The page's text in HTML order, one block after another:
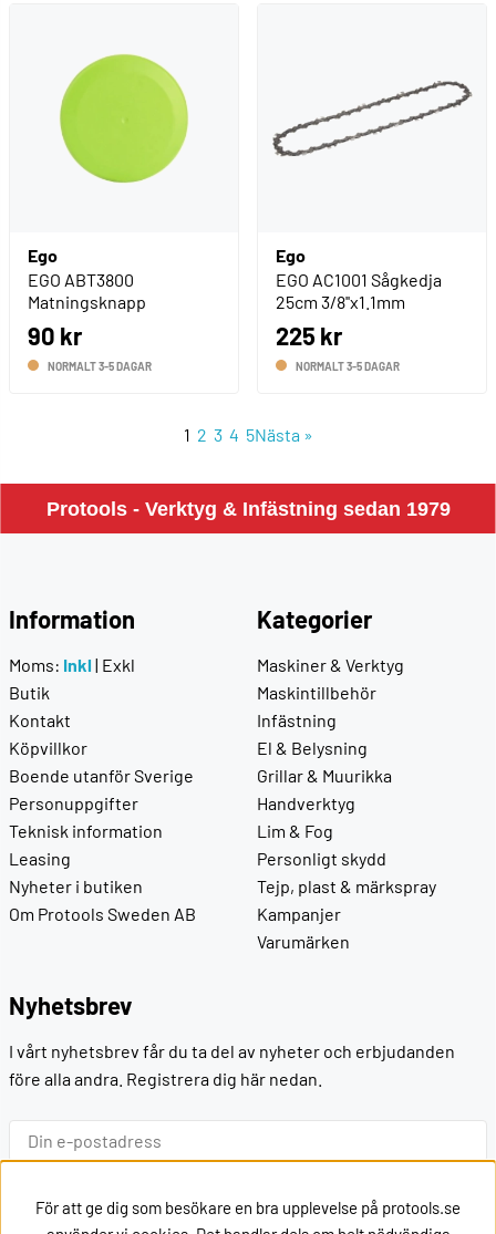
Ego
EGO ABT3800
Matningsknapp
90 kr
NORMALT 3-5 DAGAR
Ego
EGO AC1001 Sågkedja
25cm 3/8''x1.1mm
225 kr
NORMALT 3-5 DAGAR
1 2 3 4 5Nästa »
Protools - Verktyg & Infästning sedan 1979
Information
Moms: Inkl | Exkl
Butik
Kontakt
Köpvillkor
Boende utanför Sverige
Personuppgifter
Teknisk information
Leasing
Nyheter i butiken
Om Protools Sweden AB
Kategorier
Maskiner & Verktyg
Maskintillbehör
Infästning
El & Belysning
Grillar & Muurikka
Handverktyg
Lim & Fog
Personligt skydd
Tejp, plast & märkspray
Kampanjer
Varumärken
Nyhetsbrev
I vårt nyhetsbrev får du ta del av nyheter och erbjudanden
före alla andra. Registrera dig här nedan.
Ok
För att ge dig som besökare en bra upplevelse på protools.se